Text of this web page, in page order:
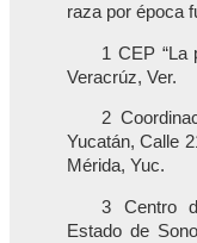
raza por época
1 CEP “La
Veracrúz, Ver.
2
Yucatán, Calle
Mérida, Yuc.
3 Centro
Estado de